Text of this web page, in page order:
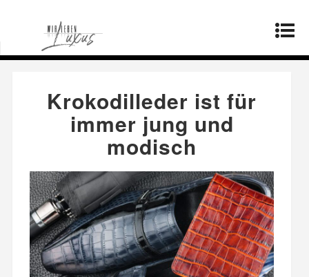
Startseite»
immer jung und modisch
Krokodilleder ist für
immer jung und
modisch